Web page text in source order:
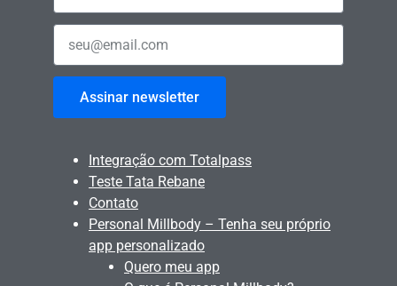
Assinar newsletter
Integração com Totalpass
Teste Tata Rebane
Contato
Personal Millbody – Tenha seu próprio
app personalizado
Quero meu app